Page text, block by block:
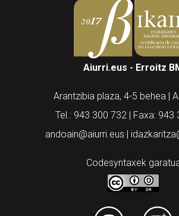
Aiurri.eus - Erroitz
Arantzibia plaza, 4-5 behea |
Tel.: 943 300 732 | Faxa: 943
andoain@aiurri.eus |
Codesyntaxek